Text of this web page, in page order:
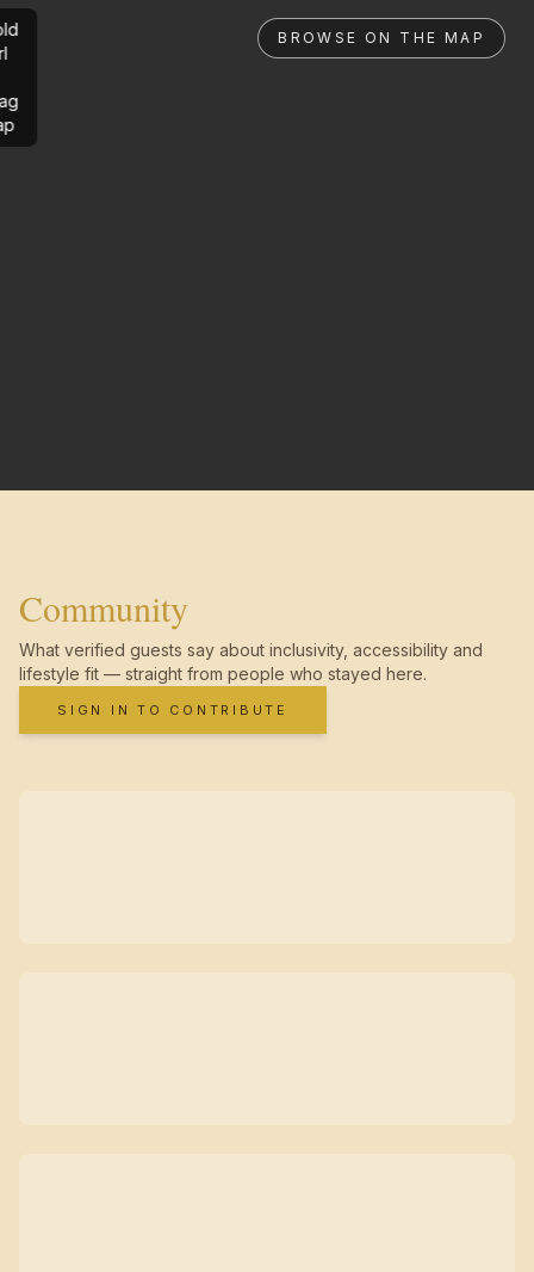
BROWSE ON THE MAP
Community
What verified guests say about inclusivity, accessibility and
lifestyle fit — straight from people who stayed here.
SIGN IN TO CONTRIBUTE